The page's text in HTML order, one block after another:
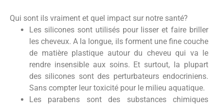
Qui sont ils vraiment et quel impact sur notre santé?
Les silicones sont utilisés pour lisser et faire briller
les cheveux. A la longue, ils forment une fine couche
de matière plastique autour du cheveu qui va le
rendre insensible aux soins. Et surtout, la plupart
des silicones sont des perturbateurs endocriniens.
Sans compter leur toxicité pour le milieu aquatique.
Les parabens sont des substances chimiques